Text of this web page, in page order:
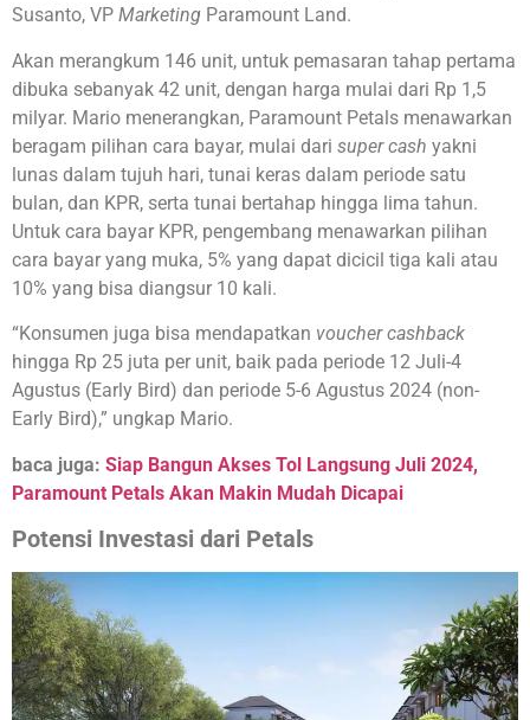
Susanto, VP Marketing Paramount Land.
Akan merangkum 146 unit, untuk pemasaran tahap pertama
dibuka sebanyak 42 unit, dengan harga mulai dari Rp 1,5
milyar. Mario menerangkan, Paramount Petals menawarkan
beragam pilihan cara bayar, mulai dari super cash yakni
lunas dalam tujuh hari, tunai keras dalam periode satu
bulan, dan KPR, serta tunai bertahap hingga lima tahun.
Untuk cara bayar KPR, pengembang menawarkan pilihan
cara bayar yang muka, 5% yang dapat dicicil tiga kali atau
10% yang bisa diangsur 10 kali.
“Konsumen juga bisa mendapatkan voucher cashback
hingga Rp 25 juta per unit, baik pada periode 12 Juli-4
Agustus (Early Bird) dan periode 5-6 Agustus 2024 (non-
Early Bird),” ungkap Mario.
baca juga: Siap Bangun Akses Tol Langsung Juli 2024,
Paramount Petals Akan Makin Mudah Dicapai
Potensi Investasi dari Petals